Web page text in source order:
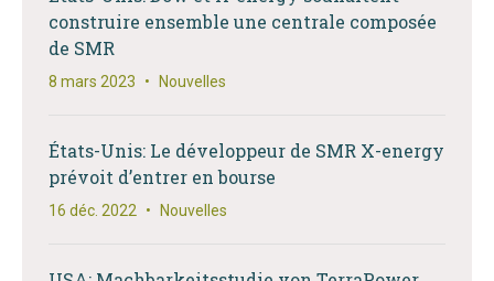
construire ensemble une centrale composée
de SMR
8 mars 2023 • Nouvelles
États-Unis: Le développeur de SMR X-energy
prévoit d’entrer en bourse
16 déc. 2022 • Nouvelles